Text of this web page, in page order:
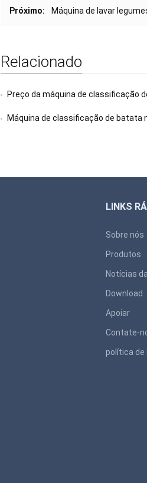
Próximo:
Máquina de lavar
Relacionado
Preço da máquina de classificação
Máquina de classificação de batata
LINKS
Sobre nós
Produtos
Notícias
Download
Apoiar
Contate-
política de